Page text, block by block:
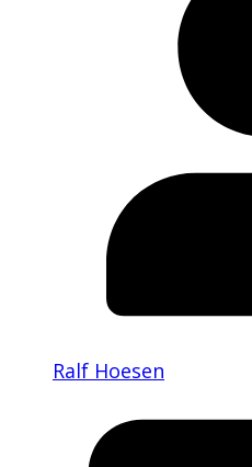
Ralf Hoesen